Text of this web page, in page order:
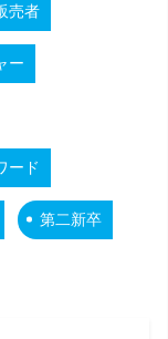
売者
ー
ード
第二新卒